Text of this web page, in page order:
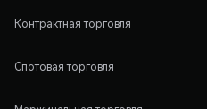
Контрактная торговля
Спотовая торговля